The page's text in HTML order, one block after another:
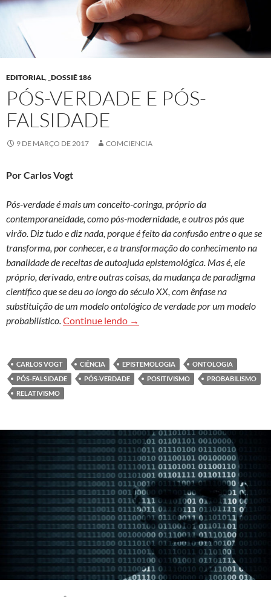
EDITORIAL, _DOSSIÊ 186
PÓS-VERDADE E PÓS-
FALSIDADE
9 DE MARÇO DE 2017 COMCIENCIA
Por Carlos Vogt
Pós-verdade é mais um conceito-coringa, próprio da
contemporaneidade, como pós-modernidade, e outros pós que
virão. Diz tudo e diz nada, porque é feito da confusão entre o que se
transforma, por conhecer, e a transformação do conhecimento na
banalidade de receitas de autoajuda epistemológica. Mas é, ele
próprio, derivado, entre outras coisas, da mudança de paradigma
científico que se deu ao longo do século XX, com ênfase na
substituição de um modelo ontológico de verdade por um modelo
probabilístico.Continue lendo Pós-verdade e pós-falsidade
→
CARLOS VOGT CIÊNCIA EPISTEMOLOGIA
ONTOLOGIA
PÓS-FALSIDADE
PÓS-VERDADE POSITIVISMO
PROBABILISMO
RELATIVISMO